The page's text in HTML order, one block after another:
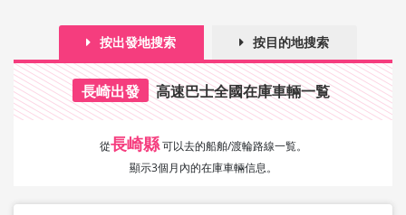
按出發地搜索 按目的地搜索
長崎出發 高速巴士全國在庫車輛一覧
從長崎縣 可以去的船舶/渡輪路線一覧。
顯示3個月內的在庫車輛信息。